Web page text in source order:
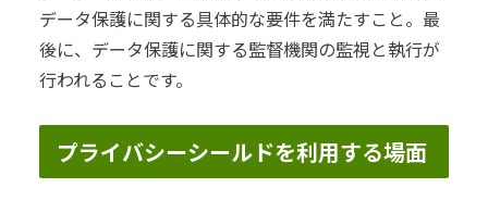
データ保護に関する具体的な要件を満たすこと。最
後に、データ保護に関する監督機関の監視と執行が
行われることです。
プライバシーシールドを利用する場面